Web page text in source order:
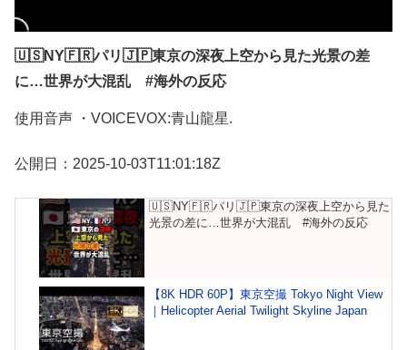
🇺🇸NY🇫🇷パリ🇯🇵東京の深夜上空から見た光景の差
に…世界が大混乱 #海外の反応
使用音声 ・VOICEVOX:青山龍星.
公開日：2025-10-03T11:01:18Z
🇺🇸NY🇫🇷パリ🇯🇵東京の深夜上空から見た
光景の差に…世界が大混乱 #海外の反応
【8K HDR 60P】東京空撮 Tokyo Night View
｜Helicopter Aerial Twilight Skyline Japan